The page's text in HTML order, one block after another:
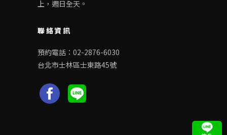
上，週日全天。
聯絡資訊
預約電話：02-2876-6030
台北市士林區士東路45號